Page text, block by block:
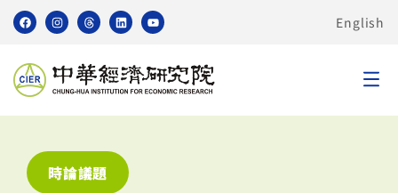
English
時論議題